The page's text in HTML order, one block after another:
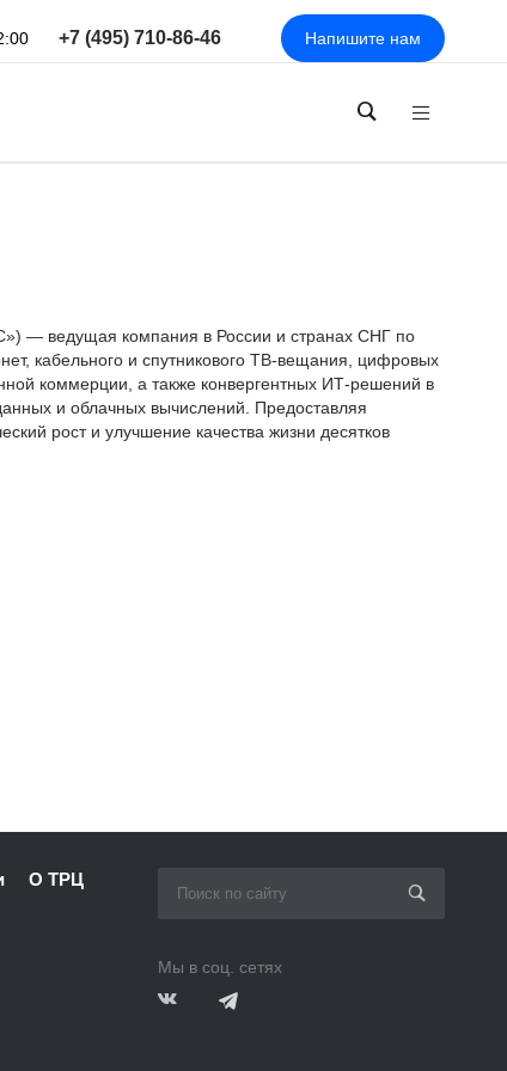
+7 (495) 710-86-46 Напишите нам
— ведущая компания в России и странах СНГ по
кабельного и спутникового ТВ-вещания, цифровых
коммерции, а также конвергентных ИТ-решений в
и облачных вычислений. Предоставляя
рост и улучшение качества жизни десятков
О ТРЦ
Мы в соц. сетях